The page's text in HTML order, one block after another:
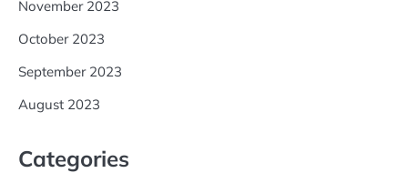
November 2023
October 2023
September 2023
August 2023
Categories